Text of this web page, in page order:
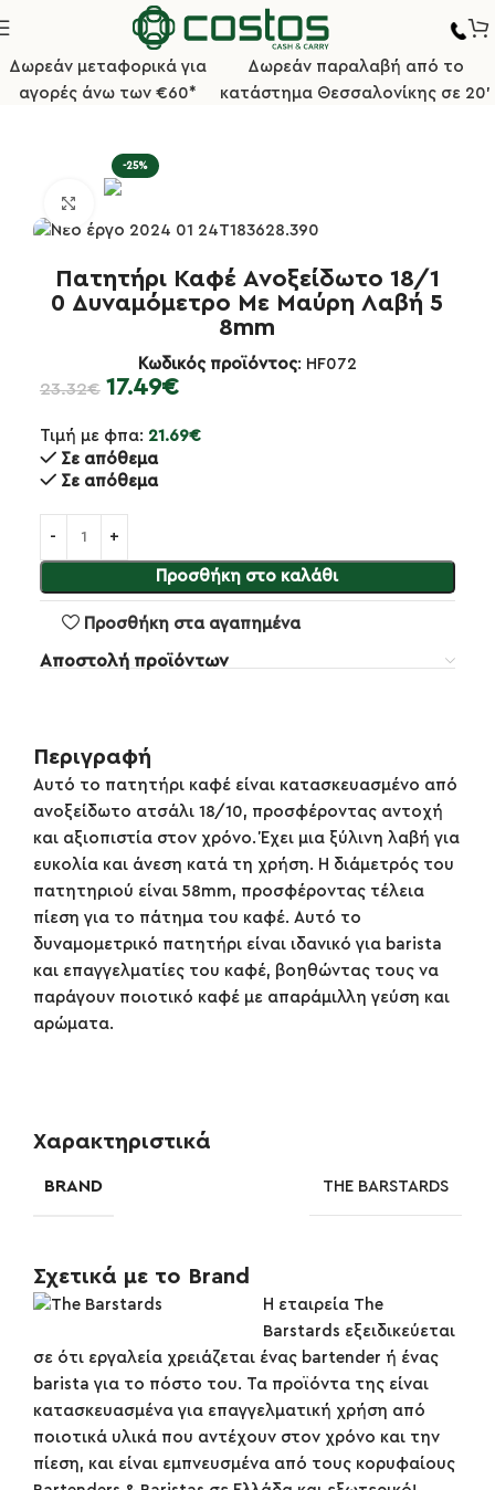
Δωρεάν μεταφορικά για
αγορές άνω των €60*
Δωρεάν παραλαβή από το
κατάστημα Θεσσαλονίκης σε 20'
Αρχική σελίδα Bar/Καφέ Εργαλεία Barista
-25%
Πατητήρι Καφέ Ανοξείδωτο 18/1
0 Δυναμόμετρο Με Μαύρη Λαβή 5
8mm
Κωδικός προϊόντος: HF072
23.32€ 17.49€
Τιμή με φπα: 21.69€
Σε απόθεμα
Σε απόθεμα
Προσθήκη στο καλάθι
Προσθήκη στα αγαπημένα
Αποστολή προϊόντων
Περιγραφή
Αυτό το πατητήρι καφέ είναι κατασκευασμένο από
ανοξείδωτο ατσάλι 18/10, προσφέροντας αντοχή
και αξιοπιστία στον χρόνο. Έχει μια ξύλινη λαβή για
ευκολία και άνεση κατά τη χρήση. Η διάμετρός του
πατητηριού είναι 58mm, προσφέροντας τέλεια
πίεση για το πάτημα του καφέ. Αυτό το
δυναμομετρικό πατητήρι είναι ιδανικό για barista
και επαγγελματίες του καφέ, βοηθώντας τους να
παράγουν ποιοτικό καφέ με απαράμιλλη γεύση και
αρώματα.
Χαρακτηριστικά
BRAND THE BARSTARDS
Σχετικά με το Brand
Η εταιρεία The
Barstards εξειδικεύεται
σε ότι εργαλεία χρειάζεται ένας bartender ή ένας
barista για το πόστο του. Τα προϊόντα της είναι
κατασκευασμένα για επαγγελματική χρήση από
ποιοτικά υλικά που αντέχουν στον χρόνο και την
πίεση, και είναι εμπνευσμένα από τους κορυφαίους